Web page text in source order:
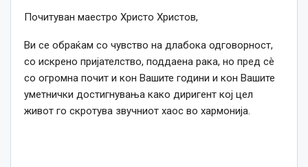
Почитуван маестро Христо Христов,
Ви се обраќам со чувство на длабока одговорност,
со искрено пријателство, поддаена рака, но пред сè
со огромна почит и кон Вашите години и кон Вашите
уметнички достигнувања како диригент кој цел
живот го скротува звучниот хаос во хармонија.